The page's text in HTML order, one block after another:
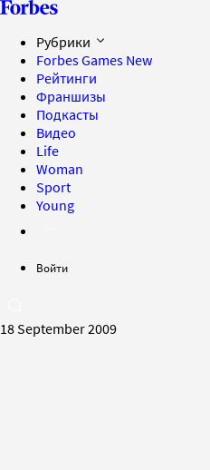
Рубрики
Forbes Games New
Рейтинги
Франшизы
Подкасты
Видео
Life
Woman
Sport
Young
Войти
18 September 2009